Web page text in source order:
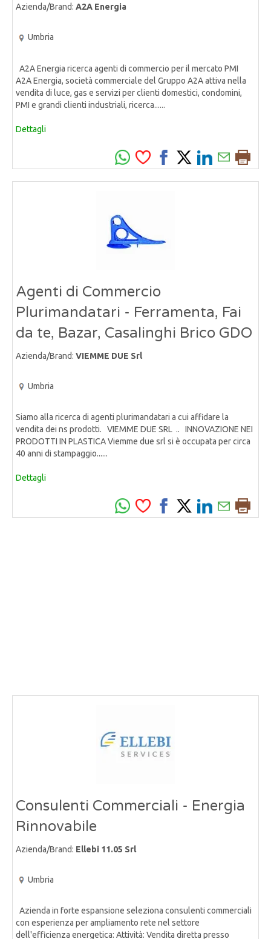
Azienda/Brand: A2A Energia
Umbria
A2A Energia ricerca agenti di commercio per il mercato PMI
A2A Energia, società commerciale del Gruppo A2A attiva nella
vendita di luce, gas e servizi per clienti domestici, condomini,
PMI e grandi clienti industriali, ricerca......
Dettagli
Agenti di Commercio
Plurimandatari - Ferramenta, Fai
da te, Bazar, Casalinghi Brico GDO
Azienda/Brand: VIEMME DUE Srl
Umbria
Siamo alla ricerca di agenti plurimandatari a cui affidare la
vendita dei ns prodotti. VIEMME DUE SRL .. INNOVAZIONE NEI
PRODOTTI IN PLASTICA Viemme due srl si è occupata per circa
40 anni di stampaggio......
Dettagli
Consulenti Commerciali - Energia
Rinnovabile
Azienda/Brand: Ellebi 11.05 Srl
Umbria
Azienda in forte espansione seleziona consulenti commerciali
con esperienza per ampliamento rete nel settore
dell'efficienza energetica: Attività: Vendita diretta presso